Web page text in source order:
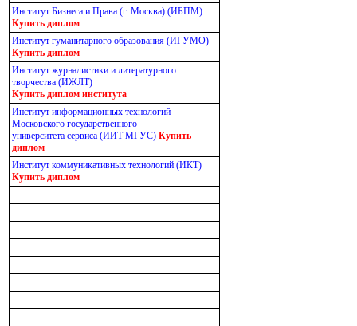
Институт Бизнеса и Права (г. Москва) (ИБПМ)
Купить диплом
Институт гуманитарного образования (ИГУМО)
Купить диплом
Институт журналистики и литературного
творчества (ИЖЛТ)
Купить диплом института
Институт информационных технологий
Московского государственного
университета сервиса (ИИТ МГУС) Купить
диплом
Институт коммуникативных технологий (ИКТ)
Купить диплом